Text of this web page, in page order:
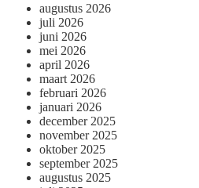
augustus 2026
juli 2026
juni 2026
mei 2026
april 2026
maart 2026
februari 2026
januari 2026
december 2025
november 2025
oktober 2025
september 2025
augustus 2025